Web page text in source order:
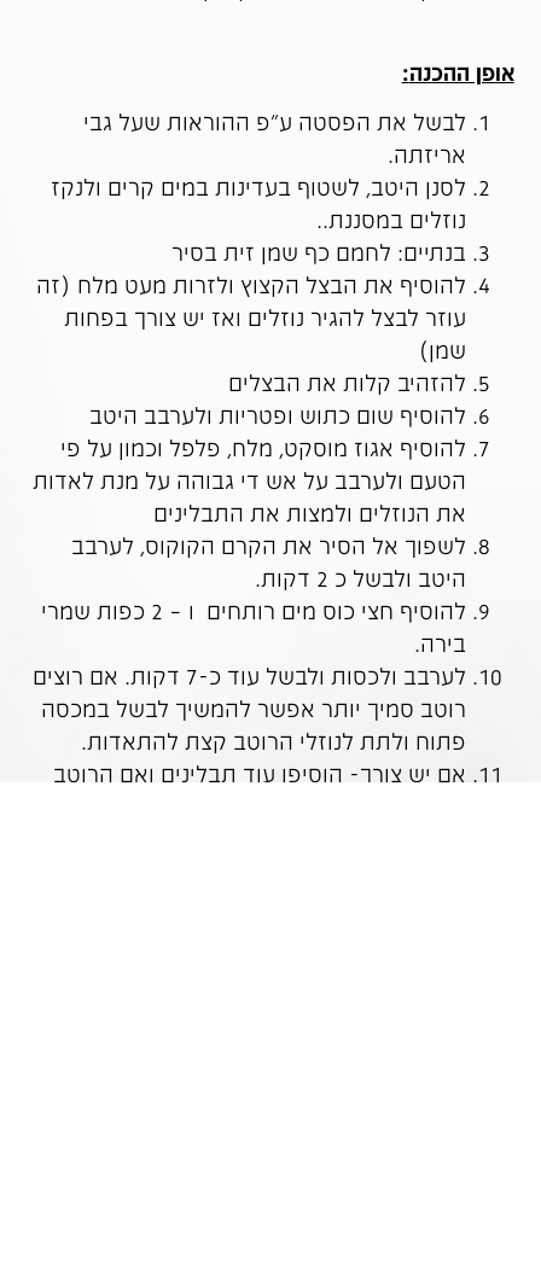
אופן ההכנה:
לבשל את הפסטה ע"פ ההוראות שעל גבי
אריזתה.
לסנן היטב, לשטוף בעדינות במים קרים ולנקז
נוזלים במסננת..
בנתיים: לחמם כף שמן זית בסיר
להוסיף את הבצל הקצוץ ולזרות מעט מלח (זה
עוזר לבצל להגיר נוזלים ואז יש צורך בפחות
שמן)
להזהיב קלות את הבצלים
להוסיף שום כתוש ופטריות ולערבב היטב
להוסיף אגוז מוסקט, מלח, פלפל וכמון על פי
הטעם ולערבב על אש די גבוהה על מנת לאדות
את הנוזלים ולמצות את התבלינים
לשפוך אל הסיר את הקרם הקוקוס, לערבב
היטב ולבשל כ 2 דקות.
להוסיף חצי כוס מים רותחים ו – 2 כפות שמרי
בירה.
לערבב ולכסות ולבשל עוד כ-7 דקות. אם רוצים
רוטב סמיך יותר אפשר להמשיך לבשל במכסה
פתוח ולתת לנוזלי הרוטב קצת להתאדות.
אם יש צורך- הוסיפו עוד תבלינים ואם הרוטב